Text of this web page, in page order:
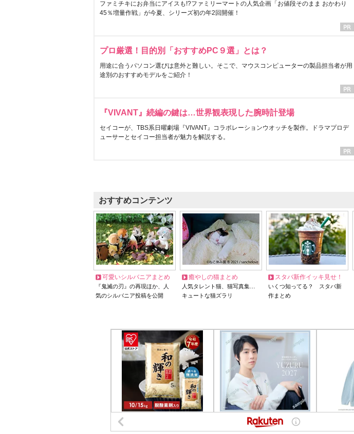
ファミチキにお弁当にアイスも!?ファミリーマートの人気企画「お値段そのまま おかわり
45％増量作戦」が今夏、シリーズ初の年2回開催！
プロ厳選！目的別「おすすめPC９選」とは？
用途に合うパソコン選びは意外と難しい。そこで、マウスコンピューターの製品担当者が用
途別のおすすめモデルをご紹介！
『VIVANT』続編の鍵は…世界観表現した腕時計登場
セイコーが、TBS系日曜劇場『VIVANT』コラボレーションウオッチを製作。ドラマプロデ
ューサーとセイコー担当者が魅力を解説する。
おすすめコンテンツ
可愛いシルバニアまとめ
『鬼滅の刃』の再現ほか、人
気のシルバニア投稿を公開
癒やしの猫まとめ
人気タレント猫、猫写真集…
キュートな猫ズラリ
スタバ新作イッキ見せ！
いくつ知ってる？ スタバ新
作まとめ